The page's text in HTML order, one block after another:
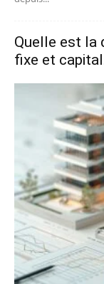
Quelle est la
fixe et